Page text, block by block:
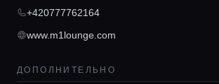
Гиды
Консьерж
+420777762164
www.m1lounge.com
ДОПОЛНИТЕЛЬНО